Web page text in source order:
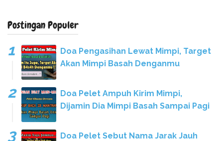
Postingan Populer
Doa Pengasihan Lewat Mimpi, Target
Akan Mimpi Basah Denganmu
Doa Pelet Ampuh Kirim Mimpi,
Dijamin Dia Mimpi Basah Sampai Pagi
Doa Pelet Sebut Nama Jarak Jauh